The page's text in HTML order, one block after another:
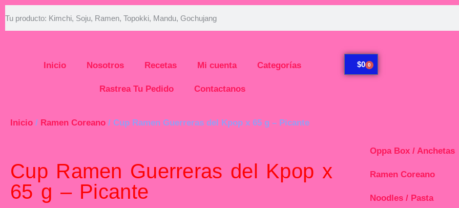
Inicio Nosotros Recetas Mi cuenta Categorías
Rastrea Tu Pedido Contactanos
$0 0
Inicio / Ramen Coreano / Cup Ramen Guerreras del Kpop x 65 g – Picante
Cup Ramen Guerreras del Kpop x
65 g – Picante
Oppa Box / Anchetas
Ramen Coreano
Noodles / Pasta